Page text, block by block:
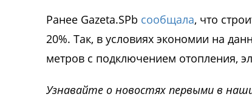
Ранее Gazeta.SPb сообщала, что
20%. Так, в условиях экономии на
метров с подключением отопления,
Узнавайте о новостях первыми в